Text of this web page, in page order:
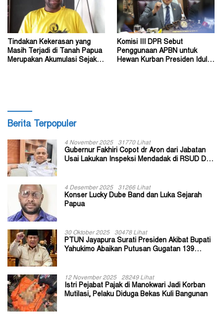
Tindakan Kekerasan yang
Masih Terjadi di Tanah Papua
Merupakan Akumulasi Sejak
Komisi III DPR Sebut
Penggunaan APBN untuk
Hewan Kurban Presiden Idul
Berita Terpopuler
4 November 2025 31770 Lihat
Gubernur Fakhiri Copot dr Aron dari Jabatan
Usai Lakukan Inspeksi Mendadak di RSUD Dok
4 Desember 2025 31266 Lihat
Konser Lucky Dube Band dan Luka Sejarah
Papua
30 Oktober 2025 30478 Lihat
PTUN Jayapura Surati Presiden Akibat Bupati
Yahukimo Abaikan Putusan Gugatan 139
12 November 2025 28249 Lihat
Istri Pejabat Pajak di Manokwari Jadi Korban
Mutilasi, Pelaku Diduga Bekas Kuli Bangunan